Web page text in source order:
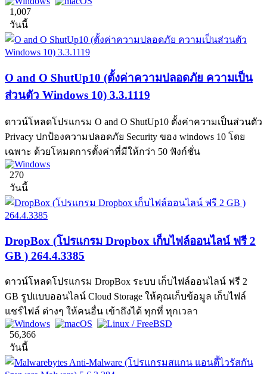
1,007
วันนี้
O and O ShutUp10 (ตั้งค่าความปลอดภัย ความเป็น
ส่วนตัว Windows 10) 3.3.1119
ดาวน์โหลดโปรแกรม O and O ShutUp10 ตั้งค่าความเป็นส่วนตัว
Privacy ปกป้องความปลอดภัย Security ของ windows 10 โดย
เฉพาะ ด้วยโหมดการตั้งค่าที่มีให้กว่า 50 ฟังก์ชั่น
270
วันนี้
DropBox (โปรแกรม Dropbox เก็บไฟล์ออนไลน์ ฟรี 2
GB ) 264.4.3385
ดาวน์โหลดโปรแกรม DropBox ระบบ เก็บไฟล์ออนไลน์ ฟรี 2
GB รูปแบบออนไลน์ Cloud Storage ให้คุณเก็บข้อมูล เก็บไฟล์
แชร์ไฟล์ ต่างๆ ให้คนอื่น เข้าถึงได้ ทุกที่ ทุกเวลา
56,366
วันนี้